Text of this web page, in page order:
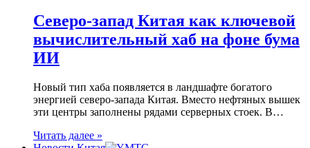
Северо-запад Китая как ключевой
вычислительный хаб на фоне бума
ИИ
Новый тип хаба появляется в ландшафте богатого
энергией северо-запада Китая. Вместо нефтяных вышек
эти центры заполнены рядами серверных стоек. В…
Читать далее »